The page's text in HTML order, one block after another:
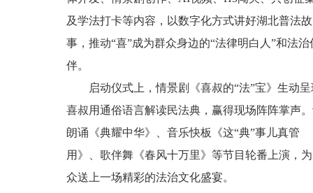
及学法打卡等内容，以数字化方式讲好湖北普法故
事，推动“喜”成为群众身边的“法律明白人”和法治
伴。
启动仪式上，情景剧《喜叔的“法”宝》生动呈
喜叔用通俗语言解读民法典，赢得现场阵阵掌声
朗诵《典耀中华》、音乐快板《这“典”事儿真管
用》、歌伴舞《春风十万里》等节目轮番上演，
众送上一场精彩的法治文化盛宴。